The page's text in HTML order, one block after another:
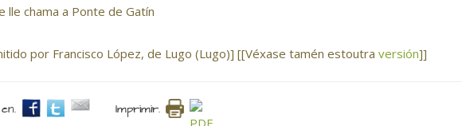
lle chama a Ponte de Gatín
por Francisco López, de Lugo (Lugo)] [[Véxase tamén estoutraversión]]
Imprimir.